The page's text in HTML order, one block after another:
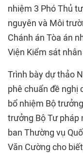
nhiệm 3 Phó Thủ
nguyên và Môi
Chánh án Tòa án
Viện Kiểm sát
Trình bày dự thảo
phê chuẩn đề nghị
bổ nhiệm Bộ
trưởng Bộ Tư pháp
ban Thường vụ
Văn Cường cho